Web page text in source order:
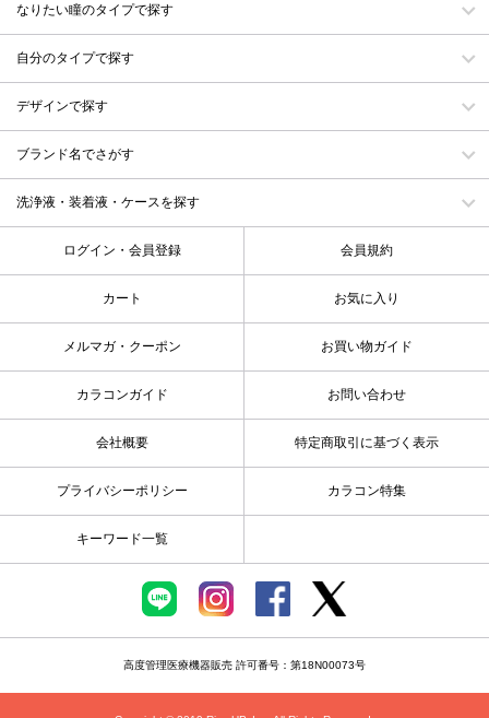
なりたい瞳のタイプで探す
自分のタイプで探す
デザインで探す
ブランド名でさがす
洗浄液・装着液・ケースを探す
ログイン・会員登録 会員規約
カート お気に入り
メルマガ・クーポン お買い物ガイド
カラコンガイド お問い合わせ
会社概要 特定商取引に基づく表示
プライバシーポリシー カラコン特集
キーワード一覧
高度管理医療機器販売 許可番号：第18N00073号